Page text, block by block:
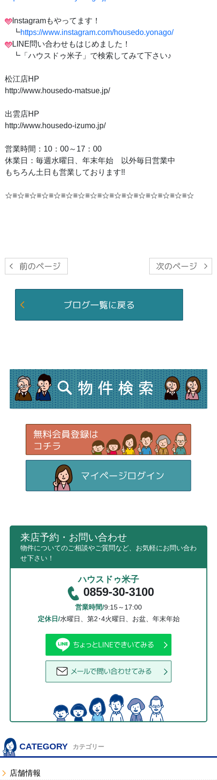
Instagramもやってます！
┗https://www.instagram.com/housedo.yonago/
LINE問い合わせもはじめました！
┗「ハウスドゥ米子」で検索してみて下さい♪
松江店HP
http://www.housedo-matsue.jp/
出雲店HP
http://www.housedo-izumo.jp/
営業時間：10：00～17：00
休業日：毎週水曜日、年末年始 以外毎日営業中
もちろん土日も営業しております!!
☆≡☆≡☆≡☆≡☆≡☆≡☆≡☆≡☆≡☆≡☆≡☆≡☆≡☆≡☆≡☆
来店予約・お問い合わせ
物件についてのご相談やご質問など、お気軽にお問い合わ
せ下さい！
ハウスドゥ米子
0859-30-3100
営業時間/9:15～17:00
定休日/水曜日、第2･4火曜日、お盆、年末年始
CATEGORY カテゴリー
店舗情報